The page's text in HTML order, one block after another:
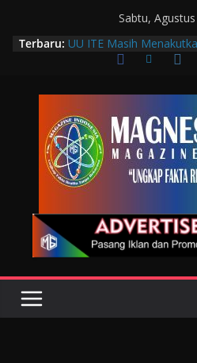
Sabtu,
Terbaru: UU ITE Masih
Dipidana Hanya karena
Momentum Penguatan
Digital
Wakil Wali Kota
Kota Bandung, Dorong
Terapis Gigi dan Mulut
Langkah Awal Deteksi
Tenaga Teknologi
Sebenarnya Sedang